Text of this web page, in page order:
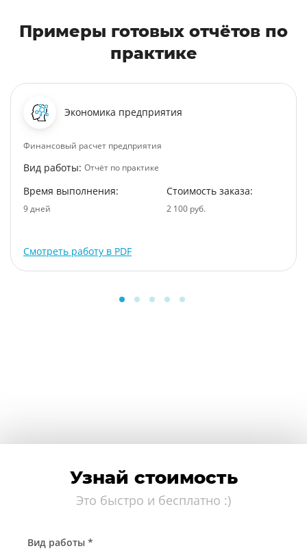
Примеры готовых отчётов по
практике
Экономика предприятия
Финансовый расчет предприятия
Вид работы: Отчёт по практике
Время выполнения:
9 дней
Стоимость заказа:
2 100 руб.
Смотреть работу в PDF
Узнай стоимость
Это быстро и бесплатно :)
Вид работы *